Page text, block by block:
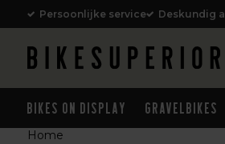
Persoonlijke service Deskundig
Bikes on Display Gravelbikes
Home